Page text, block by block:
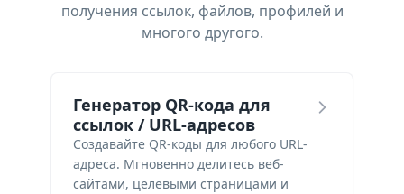
получения ссылок, файлов, профилей и
многого другого.
Генератор QR-кода для
ссылок / URL-адресов
Создавайте QR-коды для любого URL-
адреса. Мгновенно делитесь веб-
сайтами, целевыми страницами и